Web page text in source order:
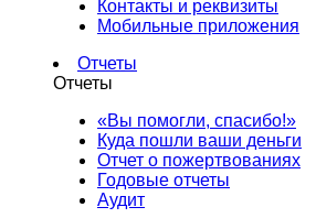
Контакты и реквизиты
Мобильные приложения
Отчеты
Отчеты
«Вы помогли, спасибо!»
Куда пошли ваши деньги
Отчет о пожертвованиях
Годовые отчеты
Аудит